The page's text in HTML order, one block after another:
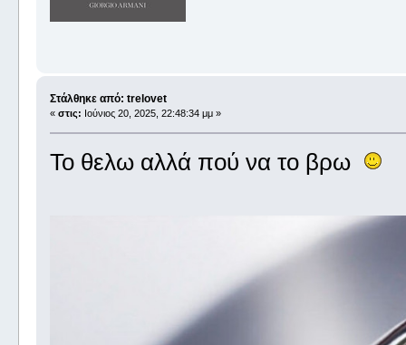
Στάλθηκε από: trelovet
« στις: Ιούνιος 20, 2025, 22:48:34 μμ »
Το θελω αλλά πού να το βρω